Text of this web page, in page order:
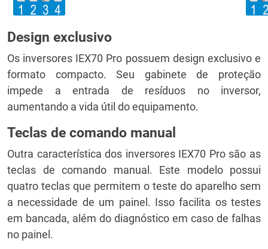
Design exclusivo
Os inversores IEX70 Pro possuem design exclusivo e
formato compacto. Seu gabinete de proteção
impede a entrada de resíduos no inversor,
aumentando a vida útil do equipamento.
Teclas de comando manual
Outra característica dos inversores IEX70 Pro são as
teclas de comando manual. Este modelo possui
quatro teclas que permitem o teste do aparelho sem
a necessidade de um painel. Isso facilita os testes
em bancada, além do diagnóstico em caso de falhas
no painel.